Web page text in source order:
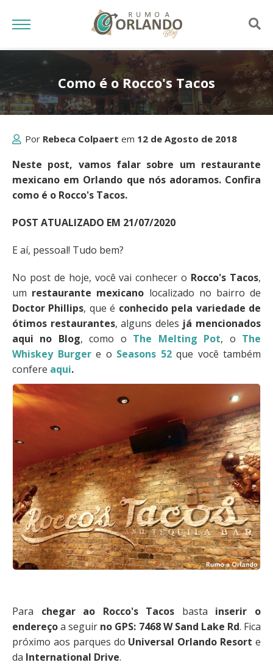
Como é o Rocco's Tacos
Por Rebeca Colpaert em 12 de Agosto de 2018
Neste post, vamos falar sobre um restaurante
mexicano em Orlando que nós adoramos. Confira
como é o Rocco's Tacos.
POST ATUALIZADO EM 21/07/2020
E aí, pessoal! Tudo bem?
No post de hoje, você vai conhecer o Rocco's Tacos,
um restaurante mexicano localizado no bairro de
Doctor Phillips, que é conhecido pela variedade de
ótimos restaurantes, alguns deles já mencionados
aqui no Blog, como o The Melting Pot, o The
Whiskey Burgere o Seasons 52que você também
confere aqui.
Para chegar ao Rocco's Tacos basta inserir o
endereçoa seguir no GPS: 7468 W Sand Lake Rd. Fica
próximo aos parques do Universal Orlando Resort e
da International Drive.